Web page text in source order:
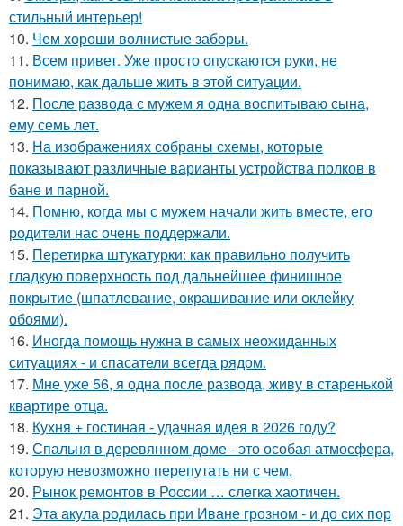
стильный интерьер!
10. Чем хороши волнистые заборы.
11. Всем привет. Уже просто опускаются руки, не
понимаю, как дальше жить в этой ситуации.
12. После развода с мужем я одна воспитываю сына,
ему семь лет.
13. На изображениях собраны схемы, которые
показывают различные варианты устройства полков в
бане и парной.
14. Помню, когда мы с мужем начали жить вместе, его
родители нас очень поддержали.
15. Перетирка штукатурки: как правильно получить
гладкую поверхность под дальнейшее финишное
покрытие (шпатлевание, окрашивание или оклейку
обоями).
16. Иногда помощь нужна в самых неожиданных
ситуациях - и спасатели всегда рядом.
17. Мне уже 56, я одна после развода, живу в старенькой
квартире отца.
18. Кухня + гостиная - удачная идея в 2026 году?
19. Спальня в деревянном доме - это особая атмосфера,
которую невозможно перепутать ни с чем.
20. Рынок ремонтов в России … слегка хаотичен.
21. Эта акула родилась при Иване грозном - и до сих пор